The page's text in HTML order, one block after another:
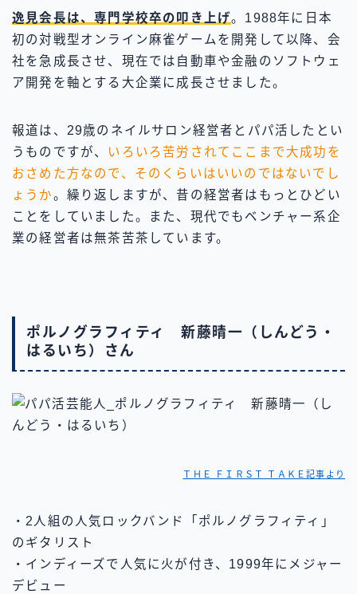
逸見会長は、専門学校卒の叩き上げ。1988年に日本
初の対戦型オンライン麻雀ゲームを開発して以降、会
社を急成長させ、現在では自動車や金融のソフトウェ
ア開発を軸とする大企業に成長させました。
報道は、29歳のネイルサロン経営者とパパ活したとい
うものですが、 いろいろ苦労されてここまで大成功を
おさめた方なので、そのくらいはいいのではないでし
ょうか。繰り返しますが、昔の経営者はもっとひどい
ことをしていました。また、現代でもベンチャー系企
業の経営者は無茶苦茶しています。
ポルノグラフィティ 新藤晴一（しんどう・
はるいち）さん
ＴＨＥ ＦＩＲＳＴ ＴＡＫＥ記事より
・2人組の人気ロックバンド「ポルノグラフィティ」
のギタリスト
・インディーズで人気に火が付き、1999年にメジャー
デビュー